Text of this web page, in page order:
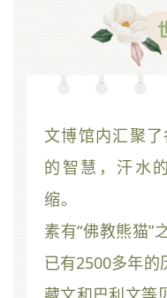
文博馆内汇聚
的智慧，汗水
缩。
素有“佛教熊猫”
已有2500多年的